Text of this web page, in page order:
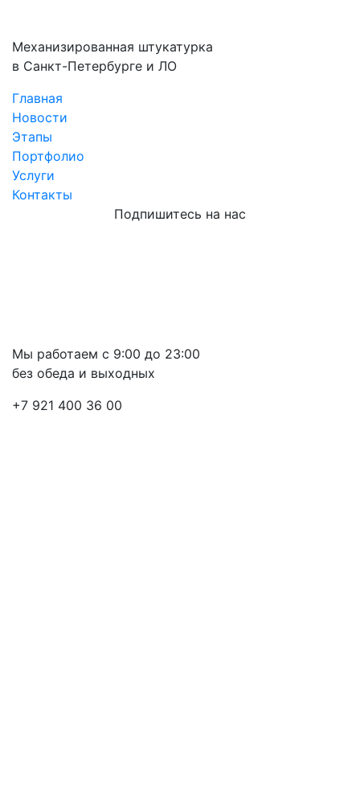
Механизированная штукатурка
в Санкт-Петербурге и ЛО
Главная
Новости
Этапы
Портфолио
Услуги
Контакты
Подпишитесь на нас
Мы работаем с 9:00 до 23:00
без обеда и выходных
+7 921 400 36 00